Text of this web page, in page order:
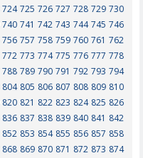
724 725 726 727 728 729 730
740 741 742 743 744 745 746
756 757 758 759 760 761 762
772 773 774 775 776 777 778
788 789 790 791 792 793 794
804 805 806 807 808 809 810
820 821 822 823 824 825 826
836 837 838 839 840 841 842
852 853 854 855 856 857 858
868 869 870 871 872 873 874